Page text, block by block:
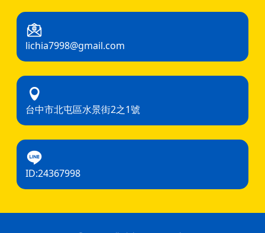
lichia7998@gmail.com
台中市北屯區水景街2之1號
ID:24367998